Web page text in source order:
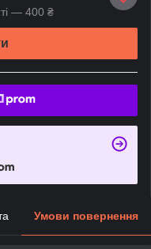
— 400 ₴
Умови повернення